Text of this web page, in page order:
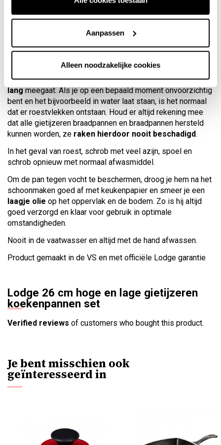
Aanpassen
Alleen noodzakelijke cookies
enige vorm van behandelingworden gemaakt.
Dit brengt veel voordelen met zich mee als het op koken
tips om dit materiaal goed te leren kennen en er door de
jaren heen het beste uit te halen.
Bedenk dat ijzer, als je het goed onderhoudt, eenleven
lang meegaat. Als je op een bepaald moment onvoorzichtig
bent en het bijvoorbeeld in water laat staan, is het normaal
dat er roestvlekken ontstaan. Houd er altijd rekening mee
dat alle gietijzeren braadpannen en braadpannen hersteld
kunnen worden, ze raken hierdoor nooit beschadigd.
In het geval van roest, schrob met veel azijn, spoel en
schrob opnieuw met normaal afwasmiddel.
Om de pan tegen vocht te beschermen, droog je hem na het
schoonmaken goed af met keukenpapier en smeer je een
laagje olie op het oppervlak en de bodem. Zo is hij altijd
goed verzorgd en klaar voor gebruik in optimale
omstandigheden.
Nooit in de vaatwasser en altijd met de hand afwassen.
Product gemaakt in de VS en met officiële Lodge garantie
Lodge 26 cm hoge en lage gietijzeren
koekenpannen set
Verified reviews of customers who bought this product.
Je bent misschien ook
geïnteresseerd in